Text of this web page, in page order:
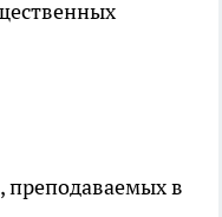
преподаваемых в